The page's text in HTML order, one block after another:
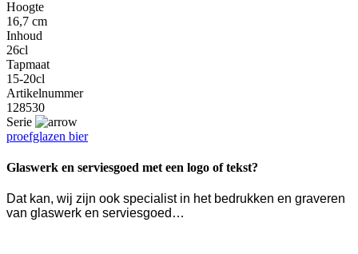
Hoogte
16,7 cm
Inhoud
26cl
Tapmaat
15-20cl
Artikelnummer
128530
Serie
proefglazen bier
Glaswerk en serviesgoed met een logo of tekst?
Dat kan, wij zijn ook specialist in het bedrukken en graveren
van glaswerk en serviesgoed…